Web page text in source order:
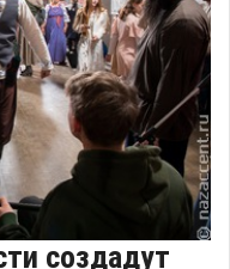
создадут